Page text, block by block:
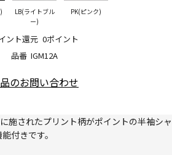
品番 IGM12A
ント還元 0ポイント
LB(ライトブル
ー)
PK(ピンク)
のお問い合わせ
施されたプリント柄がポイントの半袖シャ
付きです。